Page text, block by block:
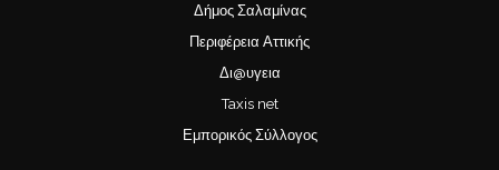
Δήμος Σαλαμίνας
Περιφέρεια Αττικής
Δι@υγεια
Taxis net
Εμπορικός Σύλλογος